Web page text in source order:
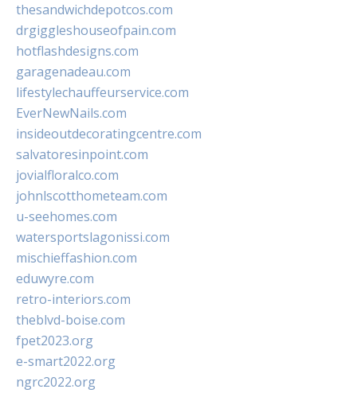
thesandwichdepotcos.com
drgiggleshouseofpain.com
hotflashdesigns.com
garagenadeau.com
lifestylechauffeurservice.com
EverNewNails.com
insideoutdecoratingcentre.com
salvatoresinpoint.com
jovialfloralco.com
johnlscotthometeam.com
u-seehomes.com
watersportslagonissi.com
mischieffashion.com
eduwyre.com
retro-interiors.com
theblvd-boise.com
fpet2023.org
e-smart2022.org
ngrc2022.org